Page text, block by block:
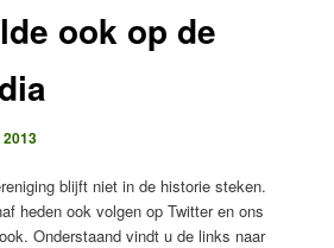
ook op de
blijft niet in de historie steken.
heden ook volgen op Twitter en ons
Onderstaand vindt u de links naar